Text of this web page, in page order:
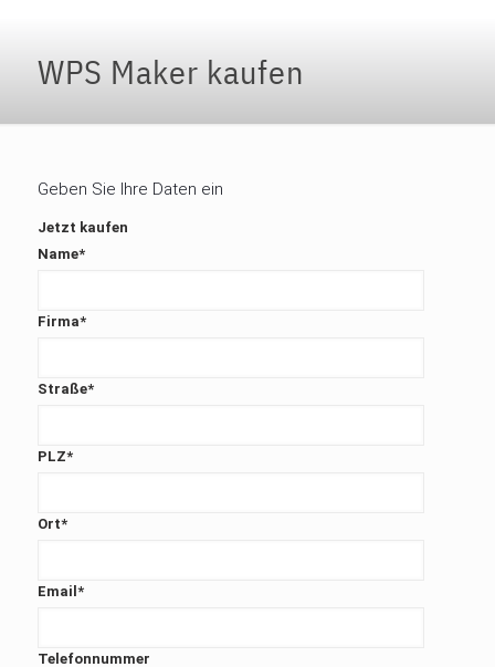
WPS Maker kaufen
Geben Sie Ihre Daten ein
Jetzt kaufen
Name*
Firma*
Straße*
PLZ*
Ort*
Email *
Telefonnummer